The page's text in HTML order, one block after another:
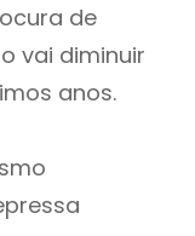
de
vai diminuir
anos.